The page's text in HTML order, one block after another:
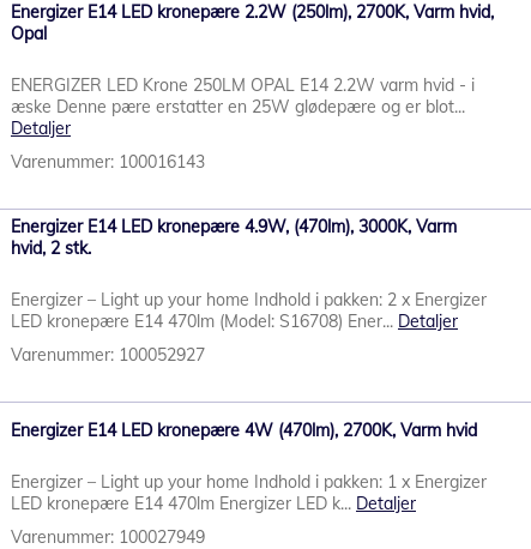
Energizer E14 LED kronepære 2.2W (250lm), 2700K, Varm hvid,
Opal
ENERGIZER LED Krone 250LM OPAL E14 2.2W varm hvid - i
æske Denne pære erstatter en 25W glødepære og er blot...
Detaljer
Varenummer: 100016143
Energizer E14 LED kronepære 4.9W, (470lm), 3000K, Varm
hvid, 2 stk.
Energizer – Light up your home Indhold i pakken: 2 x Energizer
LED kronepære E14 470lm (Model: S16708) Ener... Detaljer
Varenummer: 100052927
Energizer E14 LED kronepære 4W (470lm), 2700K, Varm hvid
Energizer – Light up your home Indhold i pakken: 1 x Energizer
LED kronepære E14 470lm Energizer LED k... Detaljer
Varenummer: 100027949